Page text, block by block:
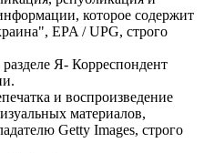
которое содержит
EPA / UPG, строго
Я- Корреспондент
и воспроизведение
материалов,
Getty Images, строго